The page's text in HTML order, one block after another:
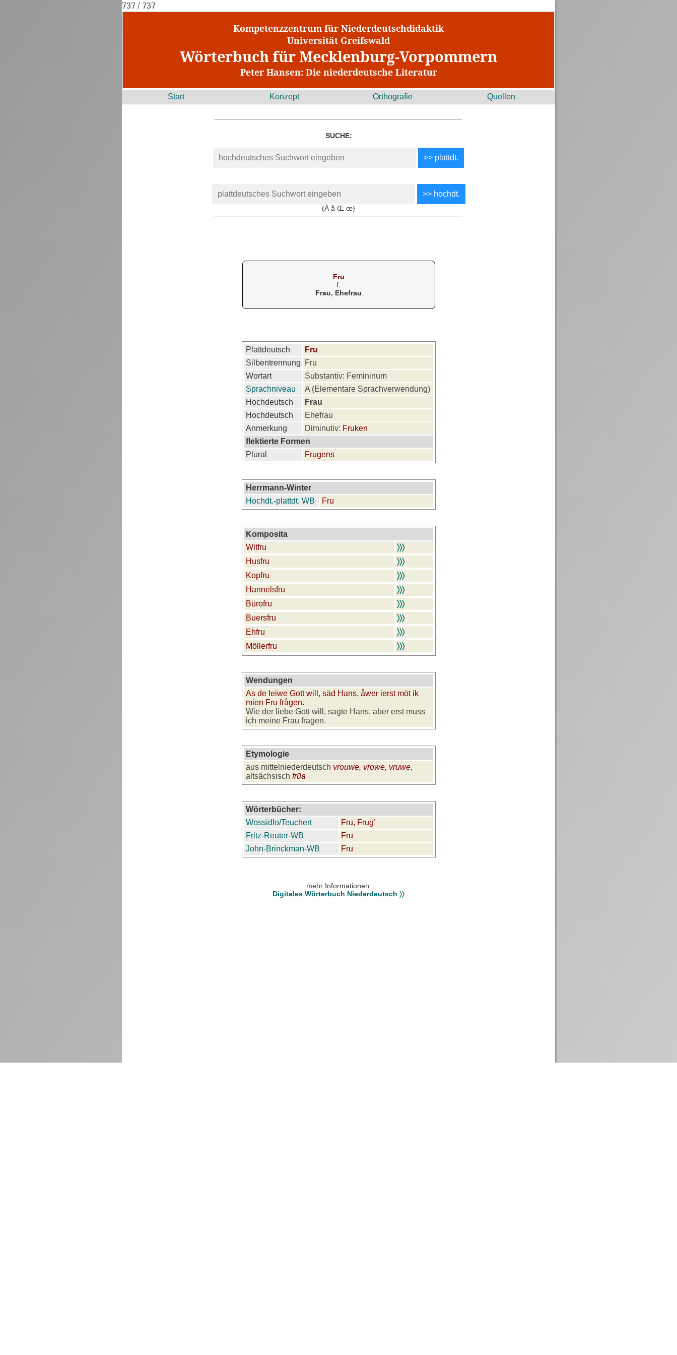
737 / 737
Kompetenzzentrum für Niederdeutschdidaktik
Universität Greifswald
Wörterbuch für Mecklenburg-Vorpommern
Peter Hansen: Die niederdeutsche Literatur
Start Konzept Orthografie Quellen
SUCHE:
(Å å Œ œ)
Fru
f.
Frau, Ehefrau
Plattdeutsch
Fru
Silbentrennung
Fru
Wortart
Substantiv: Femininum
Sprachniveau
A (Elementare Sprachverwendung)
Hochdeutsch
Frau
Hochdeutsch
Ehefrau
Anmerkung
Diminutiv: Fruken
flektierte Formen
Plural
Frugens
Herrmann-Winter
Hochdt.-plattdt. WB
Fru
Komposita
Witfru
〉〉〉
Husfru
〉〉〉
Kopfru
〉〉〉
Hannelsfru
〉〉〉
Bürofru
〉〉〉
Buersfru
〉〉〉
Ehfru
〉〉〉
Möllerfru
〉〉〉
Wendungen
As de leiwe Gott will, säd Hans, åwer ierst möt ik
mien Fru frågen.
Wie der liebe Gott will, sagte Hans, aber erst muss
ich meine Frau fragen.
Etymologie
aus mittelniederdeutsch vrouwe, vrowe, vruwe,
altsächsisch frūa
Wörterbücher:
Wossidlo/Teuchert
Fru, Frug’
Fritz-Reuter-WB
Fru
John-Brinckman-WB
Fru
mehr Informationen:
Digitales Wörterbuch Niederdeutsch 〉〉